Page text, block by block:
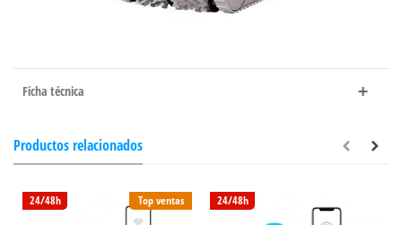
Ficha técnica
Productos relacionados
Top ventas
24/48h 24/48h